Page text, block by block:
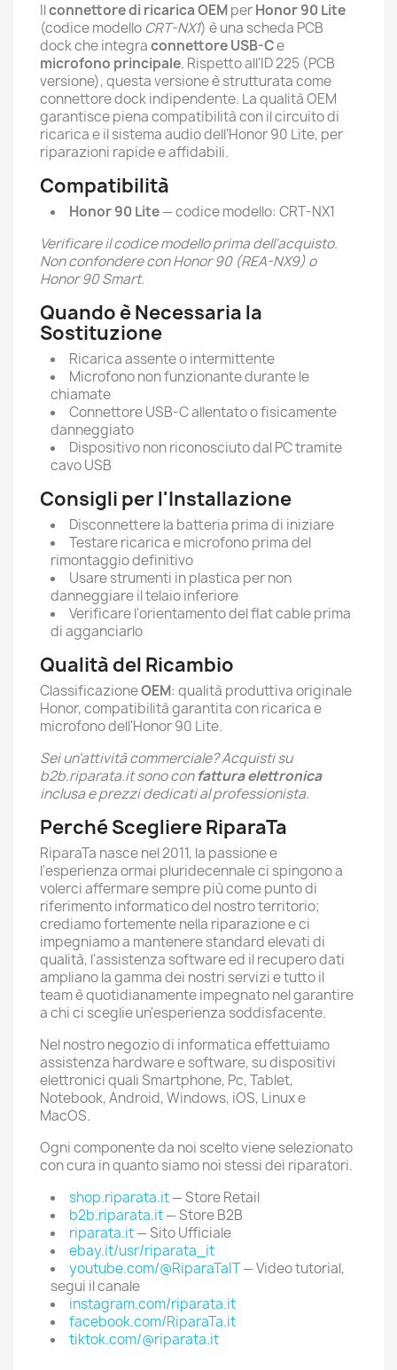
Ilconnettore di ricarica OEMperHonor 90 Lite
(codice modello CRT-NX1) è una scheda PCB
dock che integraconnettore USB-Ce
microfono principale. Rispetto all'ID 225 (PCB
versione), questa versione è strutturata come
connettore dock indipendente. La qualità OEM
garantisce piena compatibilità con il circuito di
ricarica e il sistema audio dell'Honor 90 Lite, per
riparazioni rapide e affidabili.
Compatibilità
Honor 90 Lite— codice modello: CRT-NX1
Verificare il codice modello prima dell'acquisto.
Non confondere con Honor 90 (REA-NX9) o
Honor 90 Smart.
Quando è Necessaria la
Sostituzione
Ricarica assente o intermittente
Microfono non funzionante durante le
chiamate
Connettore USB-C allentato o fisicamente
danneggiato
Dispositivo non riconosciuto dal PC tramite
cavo USB
Consigli per l'Installazione
Disconnettere la batteria prima di iniziare
Testare ricarica e microfono prima del
rimontaggio definitivo
Usare strumenti in plastica per non
danneggiare il telaio inferiore
Verificare l'orientamento del flat cable prima
di agganciarlo
Qualità del Ricambio
ClassificazioneOEM: qualità produttiva originale
Honor, compatibilità garantita con ricarica e
microfono dell'Honor 90 Lite.
Sei un'attività commerciale? Acquisti su
b2b.riparata.it sono confattura elettronica
inclusa e prezzi dedicati al professionista.
Perché Scegliere RiparaTa
RiparaTa nasce nel 2011, la passione e
l'esperienza ormai pluridecennale ci spingono a
volerci affermare sempre più come punto di
riferimento informatico del nostro territorio;
crediamo fortemente nella riparazione e ci
impegniamo a mantenere standard elevati di
qualità, l'assistenza software ed il recupero dati
ampliano la gamma dei nostri servizi e tutto il
team è quotidianamente impegnato nel garantire
a chi ci sceglie un'esperienza soddisfacente.
Nel nostro negozio di informatica effettuiamo
assistenza hardware e software, su dispositivi
elettronici quali Smartphone, Pc, Tablet,
Notebook, Android, Windows, iOS, Linux e
MacOS.
Ogni componente da noi scelto viene selezionato
con cura in quanto siamo noi stessi dei riparatori.
shop.riparata.it— Store Retail
b2b.riparata.it— Store B2B
riparata.it— Sito Ufficiale
ebay.it/usr/riparata_it
youtube.com/@RiparaTaIT— Video tutorial,
segui il canale
instagram.com/riparata.it
facebook.com/RiparaTa.it
tiktok.com/@riparata.it